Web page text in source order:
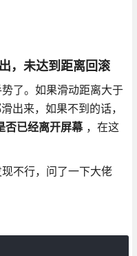
，未达到距离回滚
了。如果滑动距离大于
出来，如果不到的话，
否已经离开屏幕，在这
不行，问了一下大佬